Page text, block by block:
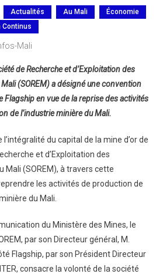
Actualités Au Mali
Économie
Continus
Mali
de Recherche et d’Exploitation des
(SOREM) a désigné une convention
Flagship en vue de la reprise des activités
de l’industrie minière du Mali.
du capital de la mine d’or de
et d’Exploitation des
Mali (SOREM), à travers cette
les activités de production de
du Mali.
du Ministère des Mines, le
par son Directeur général, M.
Flagship, par son Président Directeur
consacre la volonté de la société